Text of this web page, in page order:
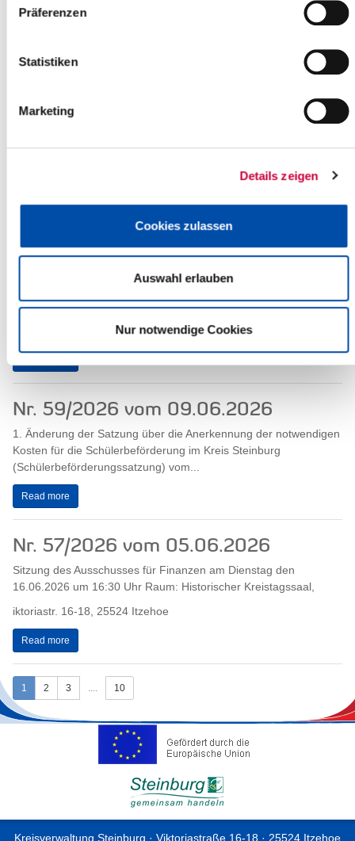
Präferenzen
Statistiken
Marketing
Details zeigen
Cookies zulassen
Auswahl erlauben
Nur notwendige Cookies
Nr. 63/2026 vom 17.06.2026
Uhr Raum: Regionales Berufsbildungszentrum, Raum H002,
Juliengardeweg 9, 25524 Itzehoe
Read more
Nr. 61/2026 vom 10.06.2026
17:00 Uhr Raum: Kreistagssaal, Viktoriastr. 16-18, 25524 Itzehoe
Nr. 59/2026 vom 09.06.2026
1. Änderung der Satzung über die Anerkennung der notwendigen
Kosten für die Schülerbeförderung im Kreis Steinburg
(Schülerbeförderungssatzung) vom...
Read more
Nr. 57/2026 vom 05.06.2026
Sitzung des Ausschusses für Finanzen am Dienstag den
16.06.2026 um 16:30 Uhr Raum: Historischer Kreistagssaal,
iktoriastr. 16-18, 25524 Itzehoe
Read more
1 2 3 .... 10
Kreisverwaltung Steinburg · Viktoriastraße 16-18 · 25524 Itzehoe